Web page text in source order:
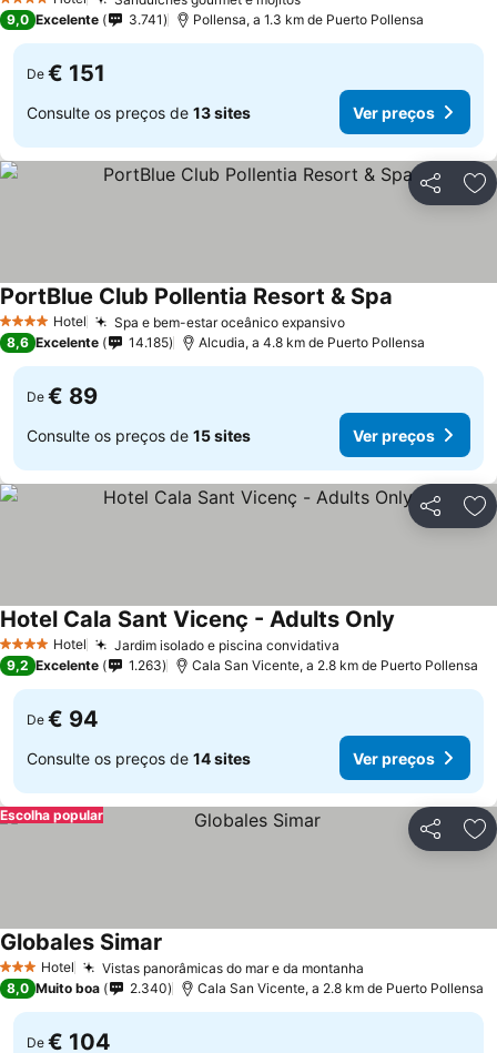
4 Estrelas
9,0 Excelente 3.741 Pollensa, a 1.3 km de Puerto Pollensa
De € 151
Consulte os preços de 13 sites Ver preços
Partilhar
4 EstrelasHotel Spa e bem-estar oceânico expansivo
PortBlue Club Pollentia Resort & Spa
8,6 Excelente 14.185 Alcudia, a 4.8 km de Puerto Pollensa
De € 89
Consulte os preços de 15 sites Ver preços
Partilhar
4 EstrelasHotel Jardim isolado e piscina convidativa
Hotel Cala Sant Vicenç - Adults Only
9,2 Excelente 1.263 Cala San Vicente, a 2.8 km de Puerto Pollensa
De € 94
Consulte os preços de 14 sites Ver preços
Partilhar
Escolha popular
3 EstrelasHotel Vistas panorâmicas do mar e da montanha
Globales Simar
8,0 Muito boa 2.340 Cala San Vicente, a 2.8 km de Puerto Pollensa
De € 104